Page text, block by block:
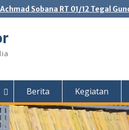
Achmad Sobana RT 01/12 Tegal
Berita Kegiatan